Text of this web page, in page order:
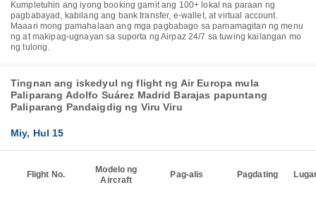
Kumpletuhin ang iyong booking gamit ang 100+ lokal na paraan ng
pagbabayad, kabilang ang bank transfer, e-wallet, at virtual account.
Maaari mong pamahalaan ang mga pagbabago sa pamamagitan ng menu
ng at makipag-ugnayan sa suporta ng Airpaz 24/7 sa tuwing kailangan mo
ng tulong.
Tingnan ang iskedyul ng flight ng Air Europa mula
Paliparang Adolfo Suárez Madrid Barajas papuntang
Paliparang Pandaigdig ng Viru Viru
Miy, Hul 15
Flight No.
Modelo ng
Aircraft
Pag-alis Pagdating